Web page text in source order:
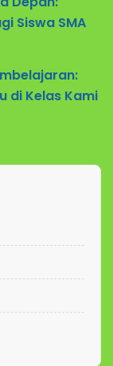
Siswa SMA
di Kelas Kami